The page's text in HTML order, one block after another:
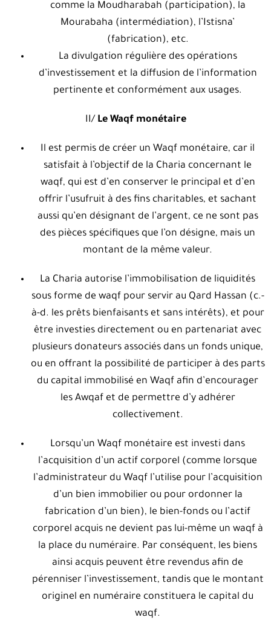
comme la Moudharabah (participation), la
Mourabaha (intermédiation), l’Istisna’
(fabrication), etc.
La divulgation régulière des opérations
d’investissement et la diffusion de l’information
pertinente et conformément aux usages.
II/ Le Waqf monétaire
Il est permis de créer un Waqf monétaire, car il
satisfait à l’objectif de la Charia concernant le
waqf, qui est d’en conserver le principal et d’en
offrir l’usufruit à des fins charitables, et sachant
aussi qu’en désignant de l’argent, ce ne sont pas
des pièces spécifiques que l’on désigne, mais un
montant de la même valeur.
La Charia autorise l’immobilisation de liquidités
sous forme de waqf pour servir au Qard Hassan (c.-
à-d. les prêts bienfaisants et sans intérêts), et pour
être investies directement ou en partenariat avec
plusieurs donateurs associés dans un fonds unique,
ou en offrant la possibilité de participer à des parts
du capital immobilisé en Waqf afin d’encourager
les Awqaf et de permettre d’y adhérer
collectivement.
Lorsqu’un Waqf monétaire est investi dans
l’acquisition d’un actif corporel (comme lorsque
l’administrateur du Waqf l’utilise pour l’acquisition
d’un bien immobilier ou pour ordonner la
fabrication d’un bien), le bien-fonds ou l’actif
corporel acquis ne devient pas lui-même un waqf à
la place du numéraire. Par conséquent, les biens
ainsi acquis peuvent être revendus afin de
pérenniser l’investissement, tandis que le montant
originel en numéraire constituera le capital du
waqf.